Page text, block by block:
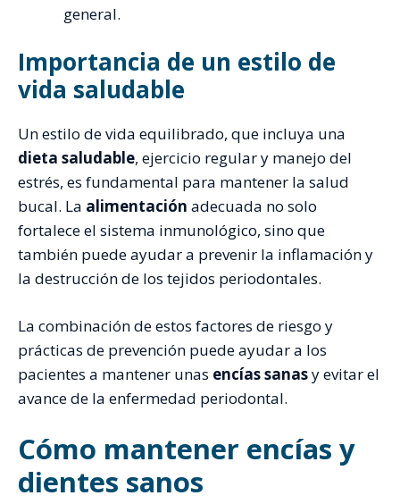
general.
Importancia de un estilo de
vida saludable
Un estilo de vida equilibrado, que incluya una
dieta saludable, ejercicio regular y manejo del
estrés, es fundamental para mantener la salud
bucal. La alimentación adecuada no solo
fortalece el sistema inmunológico, sino que
también puede ayudar a prevenir la inflamación y
la destrucción de los tejidos periodontales.
La combinación de estos factores de riesgo y
prácticas de prevención puede ayudar a los
pacientes a mantener unas encías sanasy evitar el
avance de la enfermedad periodontal.
Cómo mantener encías y
dientes sanos